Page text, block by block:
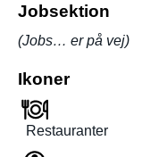
Jobsektion
(Jobs… er på vej)
Ikoner
Restauranter